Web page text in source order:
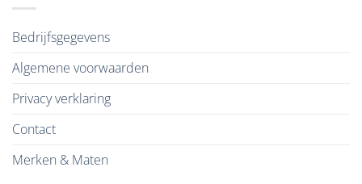
Bedrijfsgegevens
Algemene voorwaarden
Privacy verklaring
Contact
Merken & Maten